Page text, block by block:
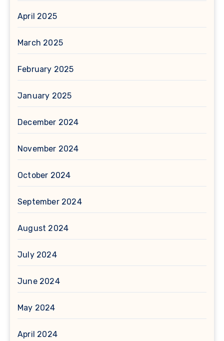
April 2025
March 2025
February 2025
January 2025
December 2024
November 2024
October 2024
September 2024
August 2024
July 2024
June 2024
May 2024
April 2024